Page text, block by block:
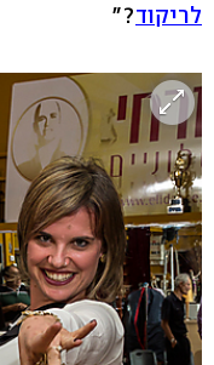
לריקוד?"